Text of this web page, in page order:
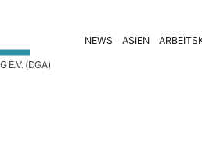
E.V. (DGA)
NEWS ASIEN